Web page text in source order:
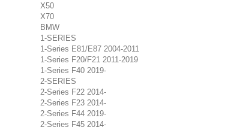
X50
X70
BMW
1-SERIES
1-Series E81/E87 2004-2011
1-Series F20/F21 2011-2019
1-Series F40 2019-
2-SERIES
2-Series F22 2014-
2-Series F23 2014-
2-Series F44 2019-
2-Series F45 2014-